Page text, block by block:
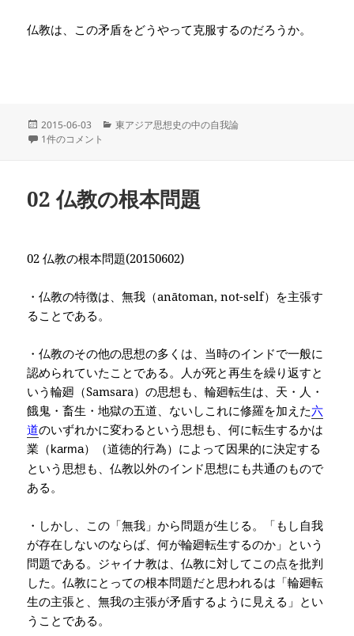
仏教は、この矛盾をどうやって克服するのだろうか。
投
稿
2015-06-03
カ
東アジア思想史の中の自我論
03 部派仏教の「無我」の矛盾 への
1件のコメント
02 仏教の根本問題
02仏教の根本問題(20150602)
・仏教の特徴は、無我（anātoman, not-self）を主張す
ることである。
・仏教のその他の思想の多くは、当時のインドで一般に
認められていたことである。人が死と再生を繰り返すと
いう輪廻（Samsara）の思想も、輪廻転生は、 天・人・
餓鬼・畜生・地獄の五道、ないしこれに修羅を加えた六
道のいずれかに変わるという思想も、何に転生するかは
業（karma）（道徳的行為）によって因果的に決定する
という思想も、仏教以外のインド思想にも共通のもので
ある。
・しかし、この「無我」から問題が生じる。「もし自我
が存在しないのならば、何が輪廻転生するのか」という
問題である。ジャイナ教は、仏教に対してこの点を批判
した。仏教にとっての根本問題だと思われるは「輪廻転
生の主張と、無我の主張が矛盾するように見える」とい
うことである。